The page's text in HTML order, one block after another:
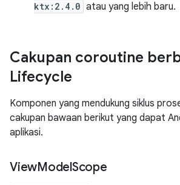
ktx:2.4.0 atau yang lebih baru.
Cakupan coroutine
Lifecycle
Komponen yang mendukung siklus
cakupan bawaan berikut yang dapat
aplikasi.
ViewModelScope